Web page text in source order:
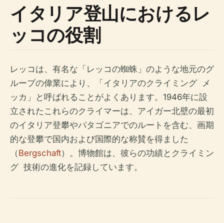
イタリア登山におけるレ
ッコの役割
レッコは、有名な「レッコの蜘蛛」のような地元のグ
ループの偉業により、「イタリアのクライミング ​​ メ
ッカ」と呼ばれることがよくあります。1946年に設
立されたこれらのクライマーは、アイガー北壁の最初
のイタリア登攀やパタゴニアでのルートを含む、画期
的な登攀で国内および国際的な称賛を得ました
（Bergschaft）。博物館は、彼らの功績とクライミン
グ ​​ 技術の進化を記録しています。